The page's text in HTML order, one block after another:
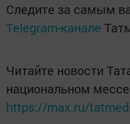
Следите за самым
Telegram-канале
Читайте новости
национальном
https://max.ru/